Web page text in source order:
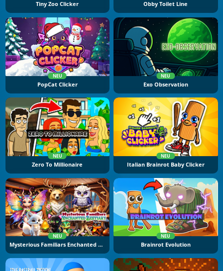
Tiny Zoo Clicker Obby Toilet Line
NEU
PopCat Clicker
NEU
Exo Observation
NEU
Zero To Millionaire
NEU
Italian Brainrot Baby Clicker
NEU
Mysterious Familiars Enchanted Bestiary
NEU
Brainrot Evolution